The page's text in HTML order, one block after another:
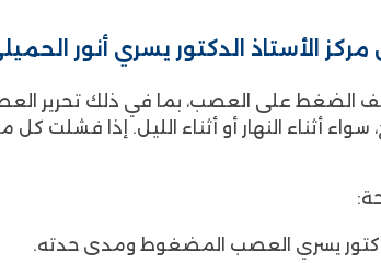
الأستاذ الدكتور يسري أنور
الضغط على العصب، بما في ذلك تحرير
سواء أثناء النهار أو أثناء الليل. إذا
يسري العصب المضغوط ومدى حدته.